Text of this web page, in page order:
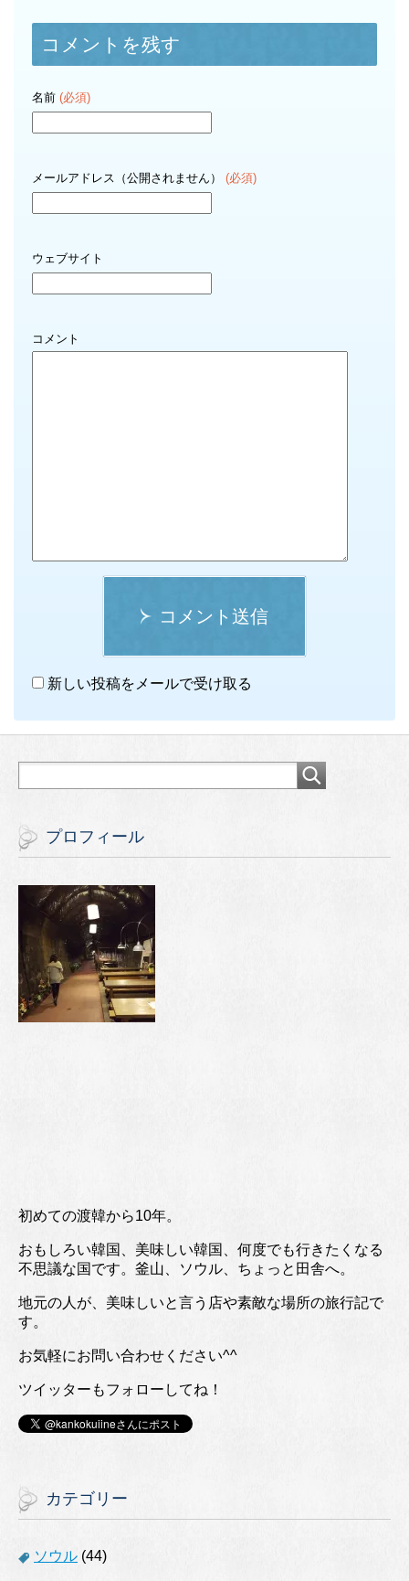
コメントを残す
名前 (必須)
メールアドレス（公開されません） (必須)
ウェブサイト
コメント
コメント送信
新しい投稿をメールで受け取る
プロフィール
初めての渡韓から10年。
おもしろい韓国、美味しい韓国、何度でも行きたくなる
不思議な国です。釜山、ソウル、ちょっと田舎へ。
地元の人が、美味しいと言う店や素敵な場所の旅行記で
す。
お気軽にお問い合わせください^^
ツイッターもフォローしてね！
カテゴリー
ソウル (44)